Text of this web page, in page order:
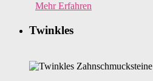
Mehr Erfahren
Twinkles